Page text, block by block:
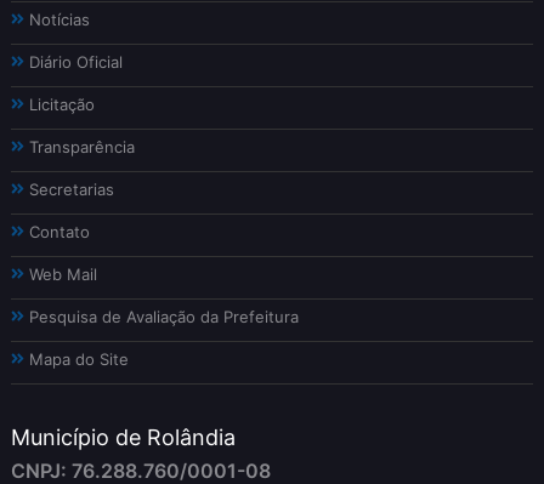
Notícias
Diário Oficial
Licitação
Transparência
Secretarias
Contato
Web Mail
Pesquisa de Avaliação da Prefeitura
Mapa do Site
Município de Rolândia
CNPJ: 76.288.760/0001-08